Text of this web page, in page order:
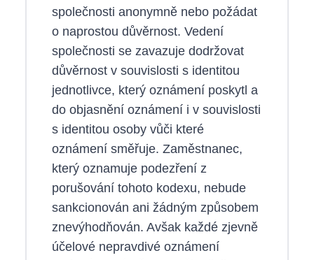
společnosti anonymně nebo požádat
o naprostou důvěrnost. Vedení
společnosti se zavazuje dodržovat
důvěrnost v souvislosti s identitou
jednotlivce, který oznámení poskytl a
do objasnění oznámení i v souvislosti
s identitou osoby vůči které
oznámení směřuje. Zaměstnanec,
který oznamuje podezření z
porušování tohoto kodexu, nebude
sankcionován ani žádným způsobem
znevýhodňován. Avšak každé zjevně
účelové nepravdivé oznámení